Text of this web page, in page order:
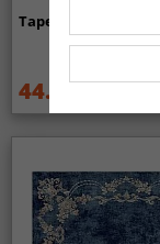
Tapete Wilton -
44.99 €